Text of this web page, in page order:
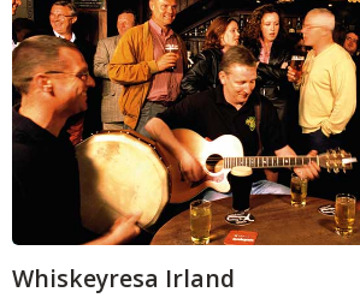
Whiskeyresa Irland